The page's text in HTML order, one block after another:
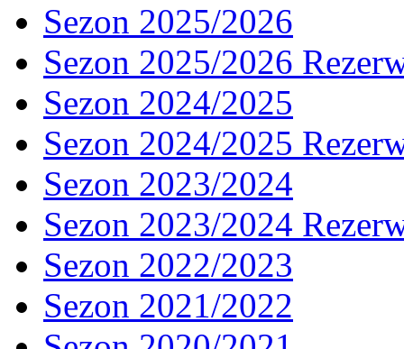
Sezon 2025/2026
Sezon 2025/2026
Sezon 2024/2025
Sezon 2024/2025
Sezon 2023/2024
Sezon 2023/2024
Sezon 2022/2023
Sezon 2021/2022